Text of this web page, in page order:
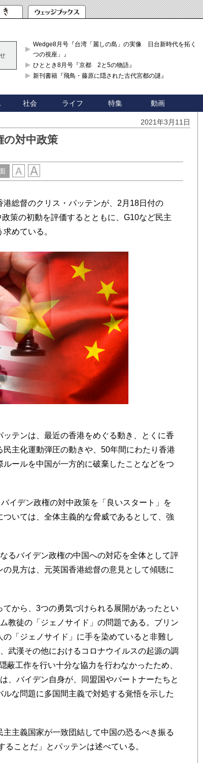
Wedge8月号『台湾「麗しの島」の実像 日台新時代を拓く「3
つの視座」』
ひととき8月号『京都 2と5の物語』
新刊書籍『飛鳥・藤原に隠された古代宮都の謎』
社会 ライフ 特集 動画
2021年3月11日
対中政策
総督のクリス・パッテンが、2月18日付の
策の初動を評価するとともに、G10など民主
めている。
テンは、最近の香港をめぐる動き、とくに香
主化運動弾圧の動きや、50年間にわたり香港
ールを中国が一方的に破棄したことなどをつ
イデン政権の対中政策を「良いスタート」を
いては、全体主義的な脅威であるとして、強
るバイデン政権の中国への対応を全体として評
見方は、元英国香港総督の意見として傾聴に
から、3つの勇気づけられる展開があったとい
教徒の「ジェノサイド」の問題である。ブリン
「ジェノサイド」に手を染めていると非難し
武漢その他におけるコロナウイルスの起源の調
工作を行い十分な協力を行わなかったため、
、バイデン自身が、同盟国やパートナーたちと
な問題に多国間主義で対処する覚悟を示した
主義国家が一致団結して中国の恐るべき振る
ことだ」とパッテンは述べている。